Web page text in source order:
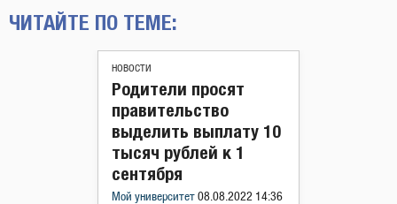
ЧИТАЙТЕ ПО ТЕМЕ:
НОВОСТИ
Родители просят
правительство
выделить выплату 10
тысяч рублей к 1
сентября
Мой университет 08.08.2022 14:36